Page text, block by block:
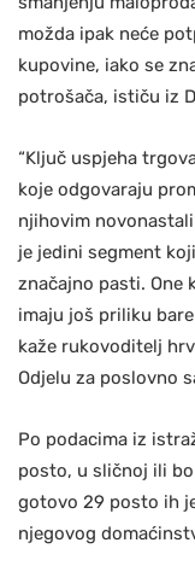
možda ipak neće
kupovine, iako se
potrošača, ističu iz
“Ključ uspjeha
koje odgovaraju
njihovim
je jedini segment
značajno pasti. One
imaju još priliku
kaže rukovoditelj
Odjelu za poslovno
Po podacima iz
posto, u sličnoj ili
gotovo 29 posto ih
njegovog